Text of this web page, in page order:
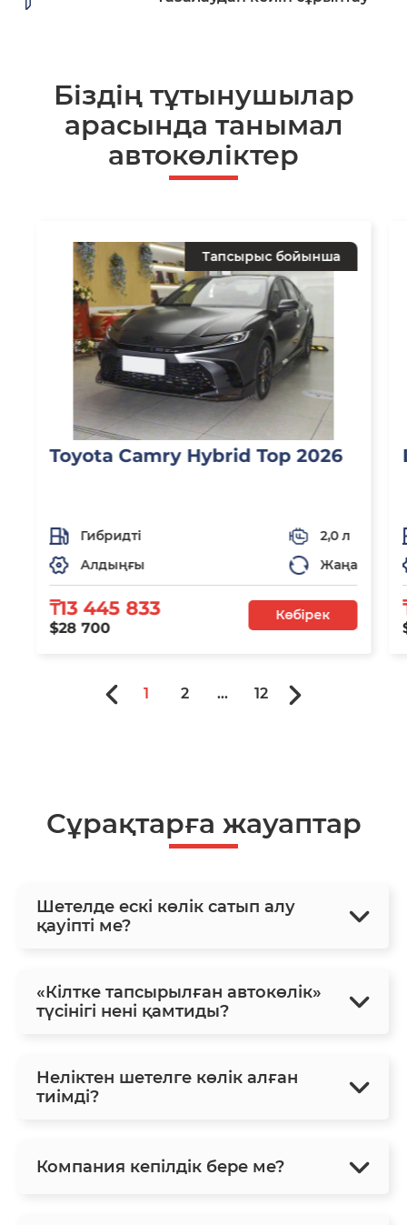
Біздің тұтынушылар
арасында танымал
автокөліктер
Тапсырыс бойынша
Toyota Camry Hybrid Top 2026
Гибридті
2,0 л
Алдыңғы
Жаңа
₸13 445 833
$28 700
Көбірек
1 2 ... 12
Сұрақтарға жауаптар
Шетелде ескі көлік сатып алу
қауіпті ме?
«Кілтке тапсырылған автокөлік»
түсінігі нені қамтиды?
Неліктен шетелге көлік алған
тиімді?
Компания кепілдік бере ме?